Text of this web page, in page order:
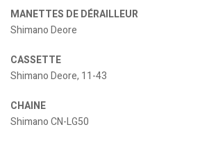
MANETTES DE DÉRAILLEUR
Shimano Deore
CASSETTE
Shimano Deore, 11-43
CHAINE
Shimano CN-LG50